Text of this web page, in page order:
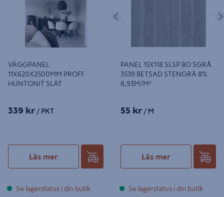
VÄGGPANEL
11X620X2500MM PROFF
HUNTONIT SLÄT
339 kr / PKT
Läs mer
Se lagerstatus i din butik
Föregående
PANEL 15X118 SLSP BO SGRÅ
3539 BETSAD STENGRÅ 8%
8,93M/M²
55 kr / M
Läs mer
Se lagerstatus i din butik